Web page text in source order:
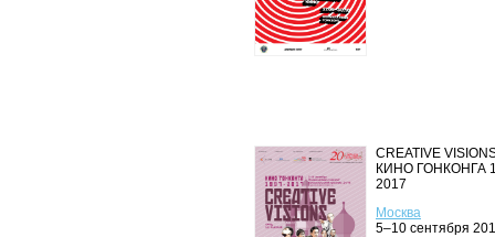
CREATIVE
КИНО ГОНКОНГА
2017
Москва
5–10 сентября